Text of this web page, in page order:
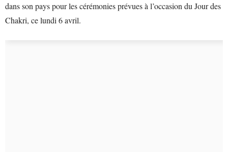
dans son pays pour les cérémonies prévues à l’occasion du Jour des
Chakri, ce lundi 6 avril.